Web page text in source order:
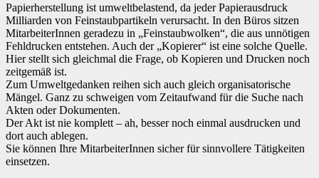
Papierherstellung ist umweltbelastend, da jeder Papierausdruck
Milliarden von Feinstaubpartikeln verursacht. In den Büros sitzen
MitarbeiterInnen geradezu in „Feinstaubwolken“, die aus unnötigen
Fehldrucken entstehen. Auch der „Kopierer“ ist eine solche Quelle.
Hier stellt sich gleichmal die Frage, ob Kopieren und Drucken noch
zeitgemäß ist.
Zum Umweltgedanken reihen sich auch gleich organisatorische
Mängel. Ganz zu schweigen vom Zeitaufwand für die Suche nach
Akten oder Dokumenten.
Der Akt ist nie komplett – ah, besser noch einmal ausdrucken und
dort auch ablegen.
Sie können Ihre MitarbeiterInnen sicher für sinnvollere Tätigkeiten
einsetzen.